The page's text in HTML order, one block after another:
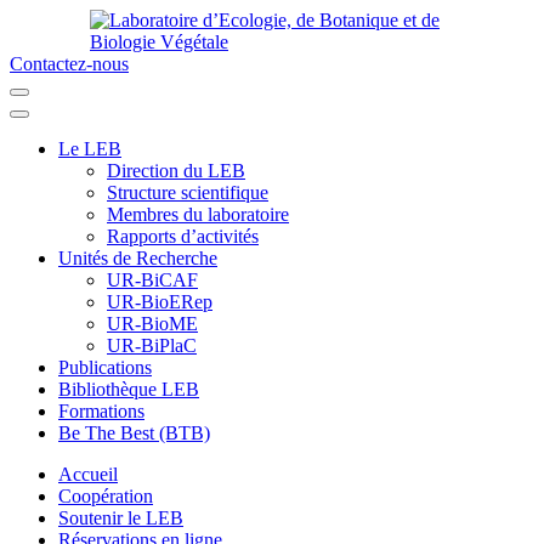
contenu
(Pressez
Entrée)
Contactez-nous
Le LEB
Direction du LEB
Structure scientifique
Membres du laboratoire
Rapports d’activités
Unités de Recherche
UR-BiCAF
UR-BioERep
UR-BioME
UR-BiPlaC
Publications
Bibliothèque LEB
Formations
Be The Best (BTB)
Accueil
Coopération
Soutenir le LEB
Réservations en ligne